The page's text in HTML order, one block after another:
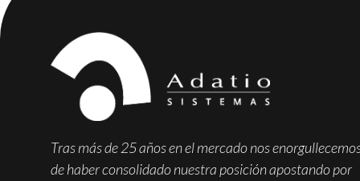
Tras más de 25 años en el mercado nos
de haber consolidado nuestra posición apostando por